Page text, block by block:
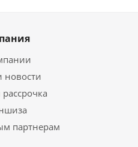
новости
партнерам